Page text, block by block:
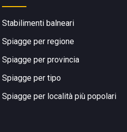
Stabilimenti balneari
Spiagge per regione
Spiagge per provincia
Spiagge per tipo
Spiagge per località più popolari